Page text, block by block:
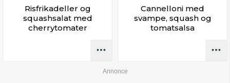
Risfrikadeller og
squashsalat med
cherrytomater
Cannelloni med
svampe, squash og
tomatsalsa